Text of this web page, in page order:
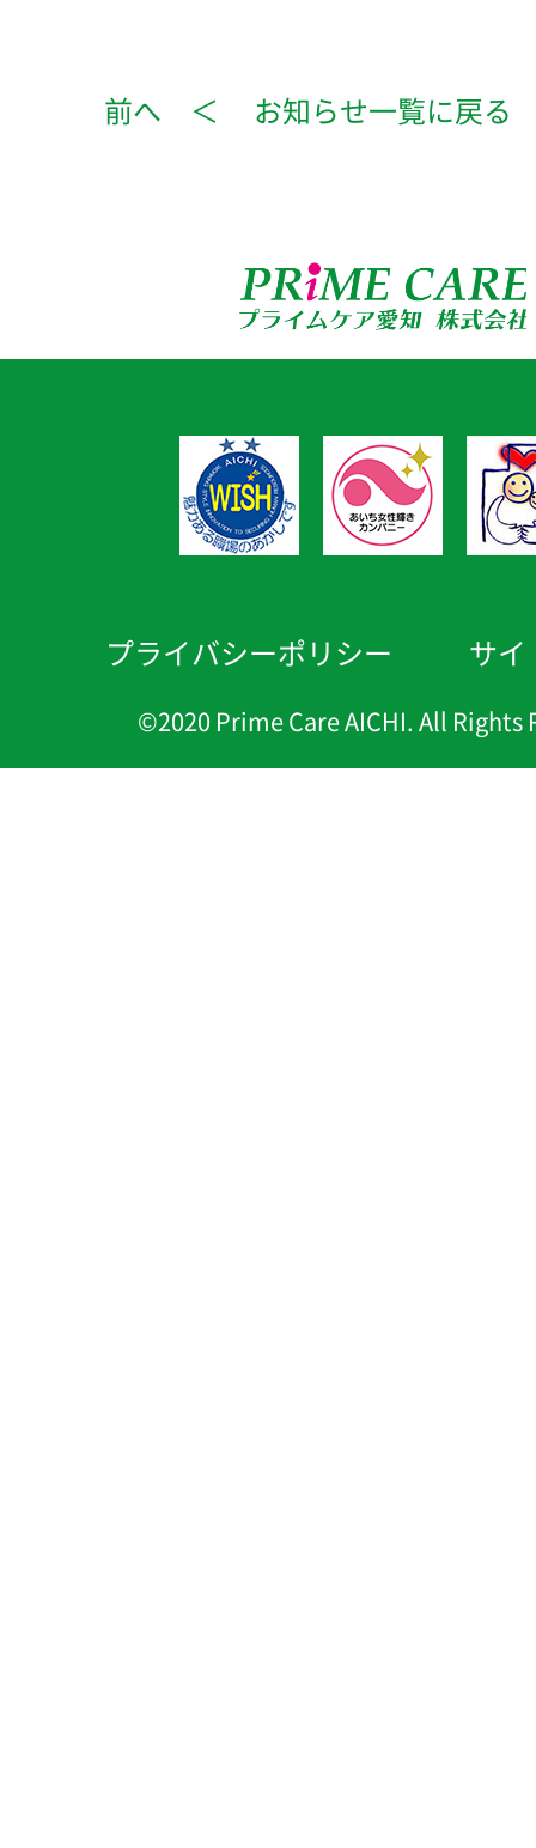
前へ ＜ お知らせ一覧に戻る
プライバシーポリシー サイ
©2020 Prime Care AICHI. All Rights